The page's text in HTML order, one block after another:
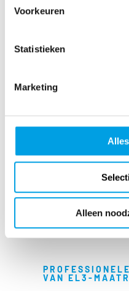
Voorkeuren
Statistieken
Marketing
Alleen
advies op maat.
VAN EL3-